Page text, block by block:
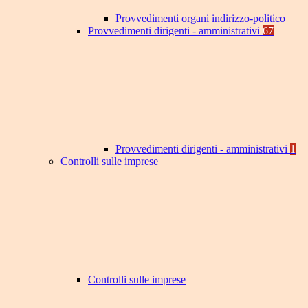
Provvedimenti organi indirizzo-politico
Provvedimenti dirigenti - amministrativi 67
Provvedimenti dirigenti - amministrativi 1
Controlli sulle imprese
Controlli sulle imprese